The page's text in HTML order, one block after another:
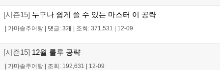
[시즌15] 누구나 쉽게 쓸 수 있는 마스터 이 공략
| 가마솥추어탕 | 댓글: 3개 | 조회: 371,531 | 12-09
[시즌15] 12월 룰루 공략
| 가마솥추어탕 | 조회: 192,631 | 12-09